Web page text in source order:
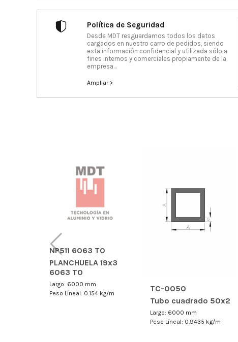
Política de Seguridad
Desde MDT resguardamos todos los datos
cargados en nuestro carro de pedidos, siendo
esta información confidencial y utilizada sólo a
fines internos y comerciales propiamente de la
empresa...
Ampliar >
NP511 6063 T0
PLANCHUELA 19x3
6063 T0
Largo: 6000 mm
Peso Líneal: 0.154 kg/m
TC-0050
Tubo cuadrado 50x2
Largo: 6000 mm
Peso Líneal: 0.9435 kg/m